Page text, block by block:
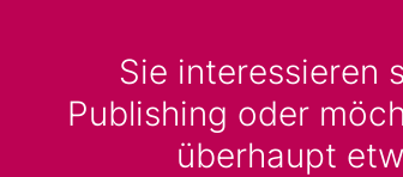
Sie interessieren
Publishing oder
überhaupt